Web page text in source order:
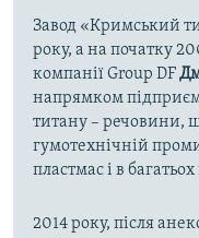
Завод «Кримський
року, а на початку
компанії Group DF
напрямком
титану – речовини,
гумотехнічній
пластмас і в
2014 року, після